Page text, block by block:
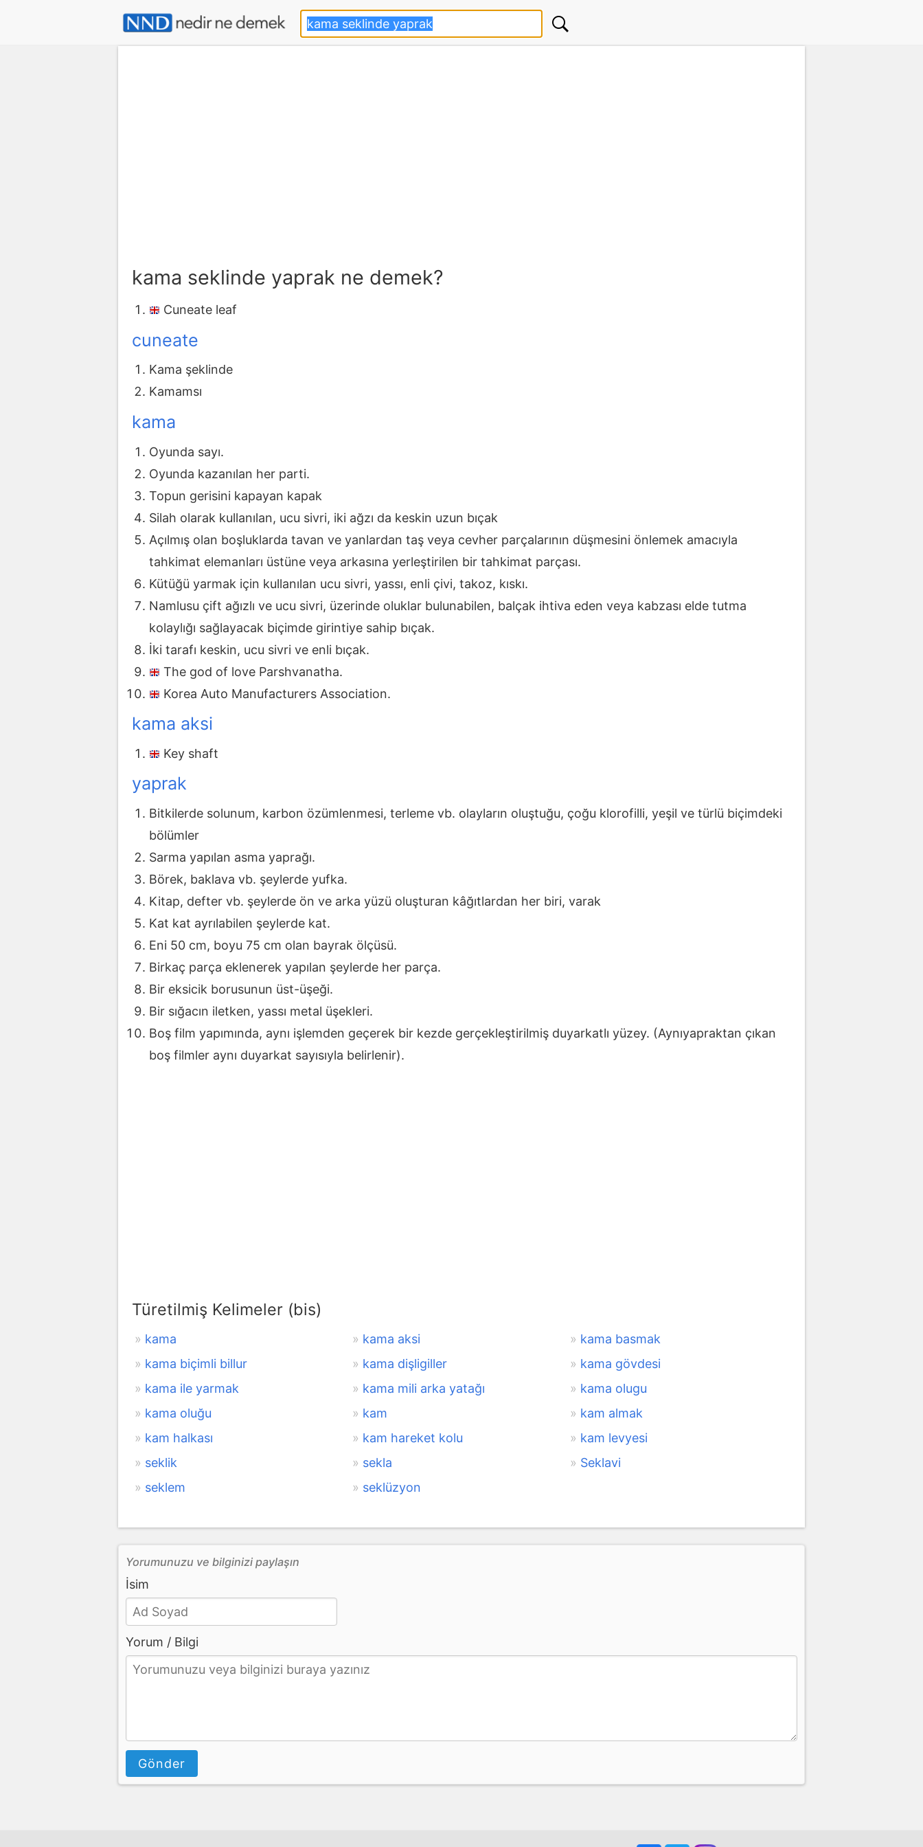
kama seklinde yaprak ne demek?
Cuneate leaf
cuneate
Kama şeklinde
Kamamsı
kama
Oyunda sayı.
Oyunda kazanılan her parti.
Topun gerisini kapayan kapak
Silah olarak kullanılan, ucu sivri, iki ağzı da keskin uzun bıçak
Açılmış olan boşluklarda tavan ve yanlardan taş veya cevher parçalarının düşmesini önlemek amacıyla
tahkimat elemanları üstüne veya arkasına yerleştirilen bir tahkimat parçası.
Kütüğü yarmak için kullanılan ucu sivri, yassı, enli çivi, takoz, kıskı.
Namlusu çift ağızlı ve ucu sivri, üzerinde oluklar bulunabilen, balçak ihtiva eden veya kabzası elde tutma
kolaylığı sağlayacak biçimde girintiye sahip bıçak.
İki tarafı keskin, ucu sivri ve enli bıçak.
The god of love Parshvanatha.
Korea Auto Manufacturers Association.
kama aksi
Key shaft
yaprak
Bitkilerde solunum, karbon özümlenmesi, terleme vb. olayların oluştuğu, çoğu klorofilli, yeşil ve türlü biçimdeki
bölümler
Sarma yapılan asma yaprağı.
Börek, baklava vb. şeylerde yufka.
Kitap, defter vb. şeylerde ön ve arka yüzü oluşturan kâğıtlardan her biri, varak
Kat kat ayrılabilen şeylerde kat.
Eni 50 cm, boyu 75 cm olan bayrak ölçüsü.
Birkaç parça eklenerek yapılan şeylerde her parça.
Bir eksicik borusunun üst-üşeği.
Bir sığacın iletken, yassı metal üşekleri.
Boş film yapımında, aynı işlemden geçerek bir kezde gerçekleştirilmiş duyarkatlı yüzey. (Aynıyapraktan çıkan
boş filmler aynı duyarkat sayısıyla belirlenir).
Türetilmiş Kelimeler (bis)
kama kama aksi
kama basmak
kama biçimli billur
kama dişligiller
kama gövdesi
kama ile yarmak
kama mili arka yatağı
kama olugu
kama oluğu
kam
kam almak
kam halkası
kam hareket kolu
kam levyesi
seklik
sekla
Seklavi
seklem
seklüzyon
Yorumunuzu ve bilginizi paylaşın
İsim
Yorum / Bilgi
Gönder